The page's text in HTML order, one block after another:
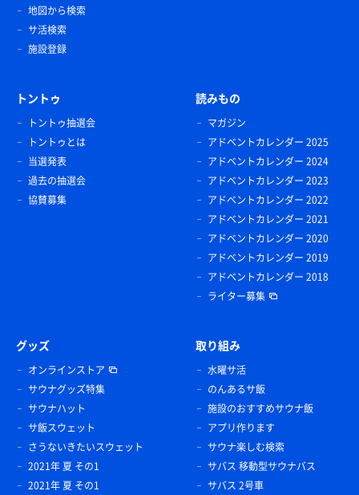
地図から検索
サ活検索
施設登録
トントゥ
トントゥ抽選会
トントゥとは
当選発表
過去の抽選会
協賛募集
読みもの
マガジン
アドベントカレンダー 2025
アドベントカレンダー 2024
アドベントカレンダー 2023
アドベントカレンダー 2022
アドベントカレンダー 2021
アドベントカレンダー 2020
アドベントカレンダー 2019
アドベントカレンダー 2018
ライター募集
グッズ
オンラインストア
サウナグッズ特集
サウナハット
サ飯スウェット
さうないきたいスウェット
2021年 夏 その1
2021年 夏 その1
取り組み
水曜サ活
のんあるサ飯
施設のおすすめサウナ飯
アプリ作ります
サウナ楽しむ検索
サバス 移動型サウナバス
サバス 2号車